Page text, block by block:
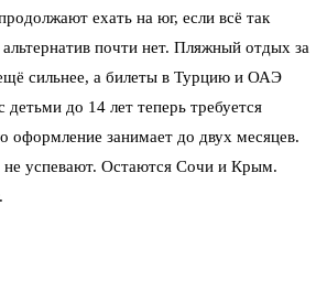
ехать на юг, если всё так
почти нет. Пляжный отдых за
сильнее, а билеты в Турцию и ОАЭ
до 14 лет теперь требуется
оформление занимает до двух месяцев.
успевают. Остаются Сочи и Крым.